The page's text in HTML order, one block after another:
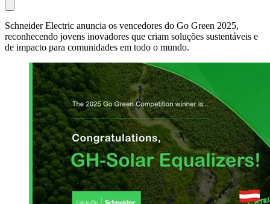
Schneider Electric anuncia os vencedores do Go Green 2025,
reconhecendo jovens inovadores que criam soluções sustentáveis e
de impacto para comunidades em todo o mundo.